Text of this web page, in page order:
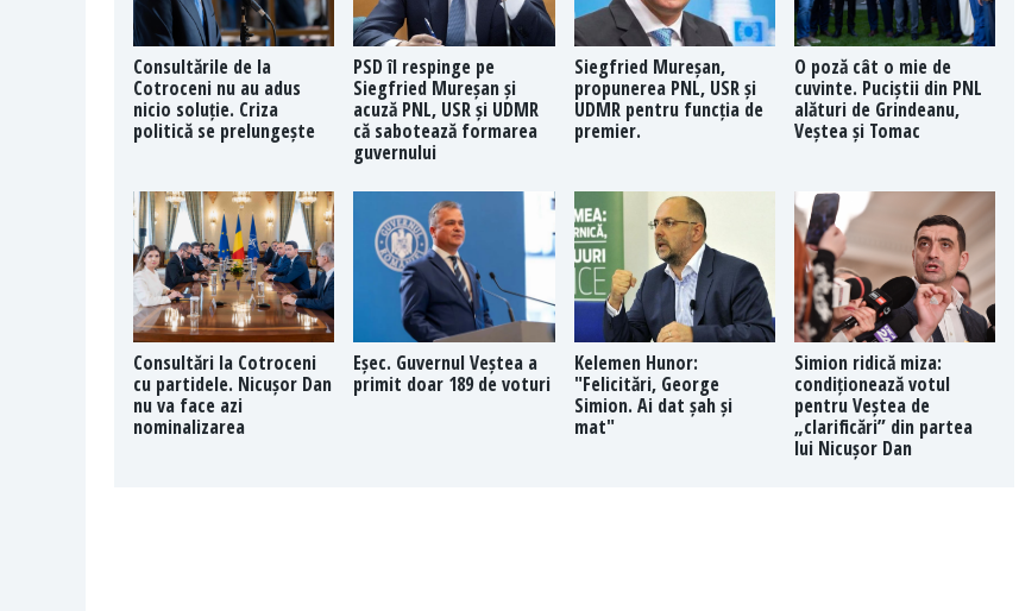
Consultările de la
Cotroceni nu au adus
nicio soluție. Criza
politică se prelungește
PSD îl respinge pe
Siegfried Mureșan și
acuză PNL, USR și UDMR
că sabotează formarea
guvernului
Siegfried Mureșan,
propunerea PNL, USR și
UDMR pentru funcția de
premier.
O poză cât o mie de
cuvinte. Puciștii din PNL
alături de Grindeanu,
Veștea și Tomac
Consultări la Cotroceni
cu partidele. Nicușor Dan
nu va face azi
nominalizarea
Eșec. Guvernul Veștea a
primit doar 189 de voturi
Kelemen Hunor:
"Felicitări, George
Simion. Ai dat șah și
mat"
Simion ridică miza:
condiționează votul
pentru Veștea de
„clarificări” din partea
lui Nicușor Dan